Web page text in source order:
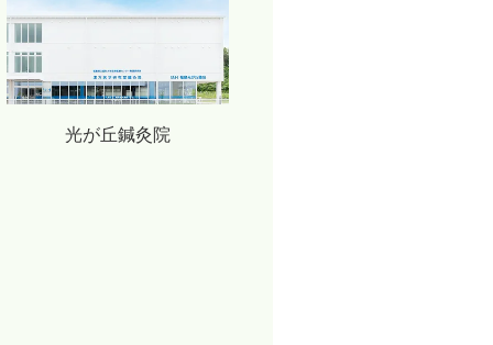
光が丘鍼灸院